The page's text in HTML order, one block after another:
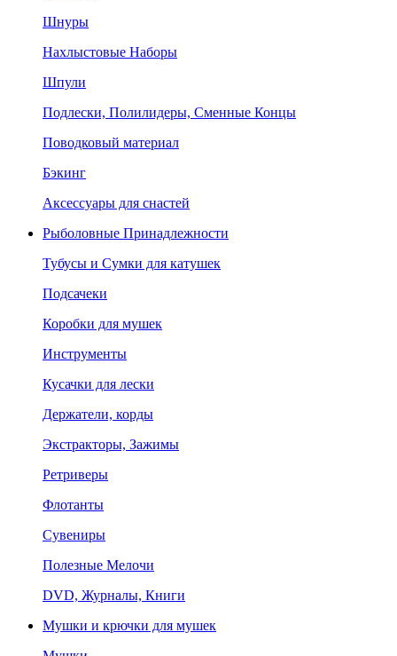
Шнуры
Нахлыстовые Наборы
Шпули
Подлески, Полилидеры, Сменные Концы
Поводковый материал
Бэкинг
Аксессуары для снастей
Рыболовные Принадлежности
Тубусы и Сумки для катушек
Подсачеки
Коробки для мушек
Инструменты
Кусачки для лески
Держатели, корды
Экстракторы, Зажимы
Ретриверы
Флотанты
Сувениры
Полезные Мелочи
DVD, Журналы, Книги
Мушки и крючки для мушек